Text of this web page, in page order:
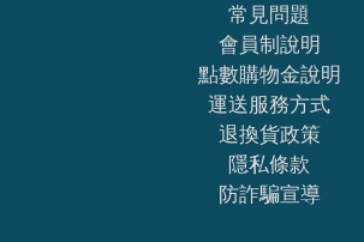
常見問題
會員制說明
點數購物金說明
運送服務方式
退換貨政策
隱私條款
防詐騙宣導